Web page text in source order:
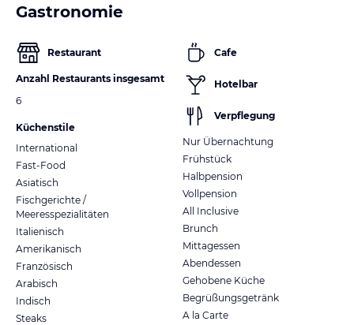
Gastronomie
Restaurant
Anzahl Restaurants insgesamt
6
Küchenstile
International
Fast-Food
Asiatisch
Fischgerichte /
Meeresspezialitäten
Italienisch
Amerikanisch
Französisch
Arabisch
Indisch
Steaks
Cafe
Hotelbar
Verpflegung
Nur Übernachtung
Frühstück
Halbpension
Vollpension
All Inclusive
Brunch
Mittagessen
Abendessen
Gehobene Küche
Begrüßungsgetränk
A la Carte